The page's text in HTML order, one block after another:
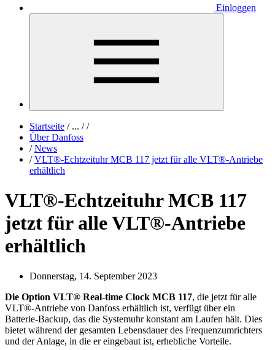
Einloggen
Startseite /... / /
Über Danfoss
/ News
/ VLT®-Echtzeituhr MCB 117 jetzt für alle VLT®-Antriebe
erhältlich
VLT®-Echtzeituhr MCB 117
jetzt für alle VLT®-Antriebe
erhältlich
Donnerstag, 14. September 2023
Die Option VLT® Real-time Clock MCB 117, die jetzt für alle
VLT®-Antriebe von Danfoss erhältlich ist, verfügt über ein
Batterie-Backup, das die Systemuhr konstant am Laufen hält. Dies
bietet während der gesamten Lebensdauer des Frequenzumrichters
und der Anlage, in die er eingebaut ist, erhebliche Vorteile.